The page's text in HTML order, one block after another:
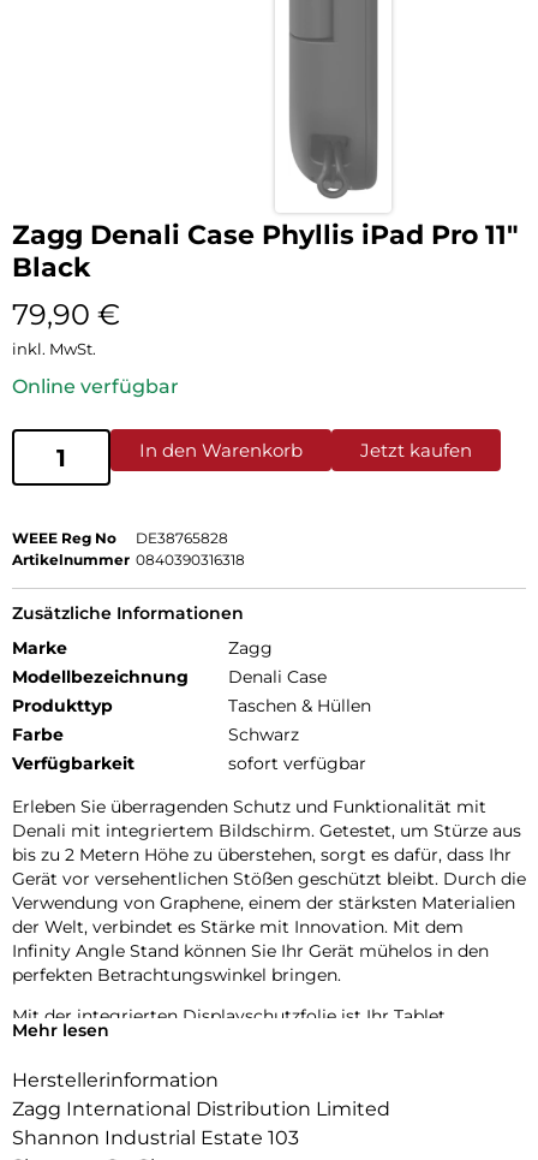
Zagg Denali Case Phyllis iPad Pro 11″
Black
79,90 €
inkl. MwSt.
Online verfügbar
In den Warenkorb Jetzt kaufen
WEEE Reg No
DE38765828
Artikelnummer 0840390316318
Zusätzliche Informationen
Marke
Zagg
Modellbezeichnung
Denali Case
Produkttyp
Taschen & Hüllen
Farbe
Schwarz
Verfügbarkeit
sofort verfügbar
Erleben Sie überragenden Schutz und Funktionalität mit
Denali mit integriertem Bildschirm. Getestet, um Stürze aus
bis zu 2 Metern Höhe zu überstehen, sorgt es dafür, dass Ihr
Gerät vor versehentlichen Stößen geschützt bleibt. Durch die
Verwendung von Graphene, einem der stärksten Materialien
der Welt, verbindet es Stärke mit Innovation. Mit dem
Infinity Angle Stand können Sie Ihr Gerät mühelos in den
perfekten Betrachtungswinkel bringen.
Mit der integrierten Displayschutzfolie ist Ihr Tablet
umfassend vor Kratzern und Beschädigungen geschützt. Der
Polycarbonat Standfuß und Rahmen sowie einer
stoßdämpfenden Berührungsempfindlichkeit Überformung,
garantiert Widerstandsfähigkeit bei Stößen.
Mehr lesen
Herstellerinformation
Zagg International Distribution Limited
Shannon Industrial Estate 103